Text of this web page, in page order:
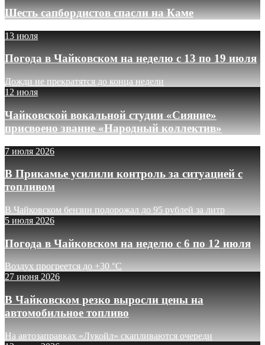
Шесть сапбордистов спасли на Каме
13 июля
Погода в Чайковском на неделю с 13 по 19 июля
Дожди не прекратятся до конца недели
12 июля
Чайковской вокальной студии «Сияние»
присвоено звание «Народный коллектив»
7 июля 2026
В Прикамье усилили контроль за ситуацией с
топливом
В Чайковском бензин подорожал до 95 рублей за литр
5 июля 2026
Погода в Чайковском на неделю с 6 по 12 июля
Воздух прогреется до +30 °C
27 июня 2026
В Чайковском резко выросли цены на
автомобильное топливо
На автозаправках «Лукойл» скапливаются очереди